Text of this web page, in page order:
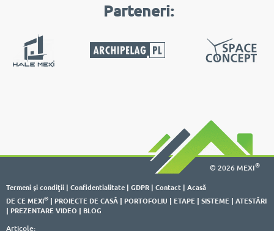
Parteneri:
© 2026 MEXI®
Termeni şi condiţii | Confidentialitate | GDPR | Contact | Acasă
DE CE MEXI® | PROIECTE DE CASĂ | PORTOFOLIU | ETAPE | SISTEME | ATESTĂRI
| PREZENTARE VIDEO | BLOG
Articole: